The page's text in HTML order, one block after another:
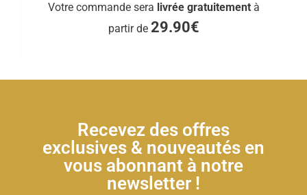
Votre commande sera livrée gratuitement à
partir de 29.90€
Recevez des offres
exclusives & nouveautés en
vous abonnant à notre
newsletter !